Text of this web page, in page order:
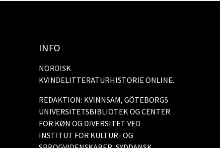
INFO
NORDISK
KVINDELITTERATURHISTORIE ONLINE.
REDAKTION: KVINNSAM, GÖTEBORGS
UNIVERSITETSBIBLIOTEK OG CENTER
FOR KØN OG DIVERSITET VED
INSTITUT FOR KULTUR- OG